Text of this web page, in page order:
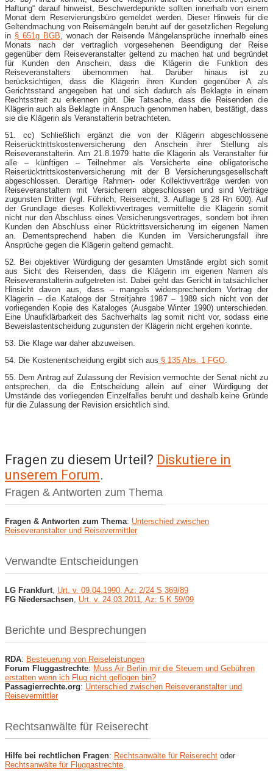
Haftung“ darauf hinweist, Beschwerdepunkte sollten innerhalb von einem
Monat dem Reservierungsbüro gemeldet werden. Dieser Hinweis für die
Geltendmachung von Reisemängeln beruht auf der gesetzlichen Regelung
in § 651g BGB , wonach der Reisende Mängelansprüche innerhalb eines
Monats nach der vertraglich vorgesehenen Beendigung der Reise
gegenüber dem Reiseveranstalter geltend zu machen hat und begründet
für Kunden den Anschein, dass die Klägerin die Funktion des
Reiseveranstalters übernommen hat. Darüber hinaus ist zu
berücksichtigen, dass die Klägerin ihren Kunden gegenüber A als
Gerichtsstand angegeben hat und sich dadurch als Beklagte in einem
Rechtsstreit zu erkennen gibt. Die Tatsache, dass die Reisenden die
Klägerin auch als Beklagte in Anspruch genommen haben, bestätigt, dass
sie die Klägerin als Veranstalterin betrachteten.
51. cc) Schließlich ergänzt die von der Klägerin abgeschlossene
Reiserücktrittskostenversicherung den Anschein ihrer Stellung als
Reiseveranstalterin. Am 21.8.1979 hatte die Klägerin als Veranstalter für
alle – künftigen – Teilnehmer als Versicherte eine obligatorische
Reiserücktrittskostenversicherung mit der B Versicherungsgesellschaft
abgeschlossen. Derartige Rahmen- oder Kollektivverträge werden von
Reiseveranstaltern mit Versicherern abgeschlossen und sind Verträge
zugunsten Dritter (vgl. Führich, Reiserecht, 3. Auflage § 28 Rn 600). Auf
der Grundlage dieses Kollektivvertrages vermittelte die Klägerin somit
nicht nur den Abschluss eines Versicherungsvertrages, sondern bot ihren
Kunden den Abschluss einer Rücktrittsversicherung im eigenen Namen
an. Dementsprechend haben die Kunden im Versicherungsfall ihre
Ansprüche gegen die Klägerin geltend gemacht.
52. Bei objektiver Würdigung der gesamten Umstände ergibt sich somit
aus Sicht des Reisenden, dass die Klägerin im eigenen Namen als
Reiseveranstalterin aufgetreten ist. Dabei geht das Gericht in tatsächlicher
Hinsicht davon aus, dass – mangels widersprechendem Vortrag der
Klägerin – die Kataloge der Streitjahre 1987 – 1989 sich nicht von der
vorliegenden Kopie des Kataloges (Ausgabe Winter 1990) unterschieden.
Eine Unaufklärbarkeit des Sachverhalts lag somit nicht vor, sodass eine
Beweislastentscheidung zugunsten der Klägerin nicht ergehen konnte.
53. Die Klage war daher abzuweisen.
54. Die Kostenentscheidung ergibt sich aus § 135 Abs. 1 FGO
55. Dem Antrag auf Zulassung der Revision vermochte der Senat nicht zu
entsprechen, da die Entscheidung allein auf einer Würdigung der
Umstände des vorliegenden Einzelfalles beruht und deshalb keine Gründe
für die Zulassung der Revision ersichtlich sind.
Fragen zu diesem Urteil? Diskutiere in
unserem Forum.
Fragen & Antworten zum Thema
Fragen & Antworten zum Thema: Unterschied zwischen
Reiseveranstalter und Reisevermittler
Verwandte Entscheidungen
LG Frankfurt Urt. v. 09.04.1990, Az: 2/24 S 369/89
FG Niedersachsen Urt. v. 24.03.2011, Az: 5 K 59/09
Berichte und Besprechungen
RDA: Besteuerung von Reiseleistungen
Forum Fluggastrechte: Muss Air Berlin mir die Steuern und Gebühren
erstatten wenn ich Flug nicht geflogen bin?
Passagierrechte.org: Unterschied zwischen Reiseveranstalter und
Reisevermittler
Rechtsanwälte für Reiserecht
Hilfe bei rechtlichen Fragen: Rechtsanwälte für Reiserecht oder
Rechtsanwälte für Fluggastrechte